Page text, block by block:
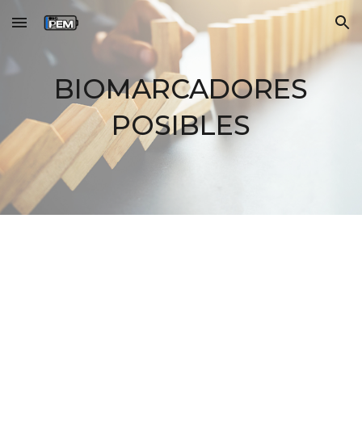
Skip to main content Skip to navigation
BIOMARCADORES
POSIBLES